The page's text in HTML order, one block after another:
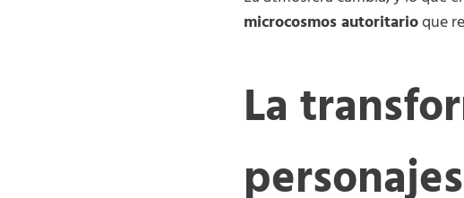
microcosmos autoritarioque
La
personajes